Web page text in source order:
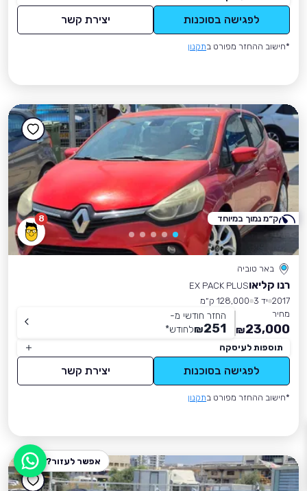
לפגישה בסוכנות יצירת קשר
*חישוב ההחזר מפורט בתקנון
8
באר טוביה
רנו קליאוEX PACK PLUS
2017 יד 3
128,000 ק״מ
מחיר
23,000
₪
החזר חודשי מ-
251
₪לחודש*
תוספות לעיסקה
לפגישה בסוכנות יצירת קשר
*חישוב ההחזר מפורט בתקנון
ק״מ נמוך במיוחד
אפשר לעזור?